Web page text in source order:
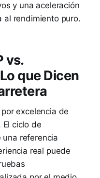
y una aceleración
al rendimiento puro.
vs.
que Dicen
excelencia de
El ciclo de
referencia
real puede